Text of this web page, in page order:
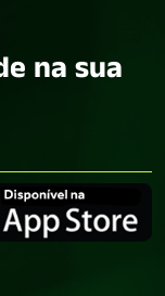
na sua